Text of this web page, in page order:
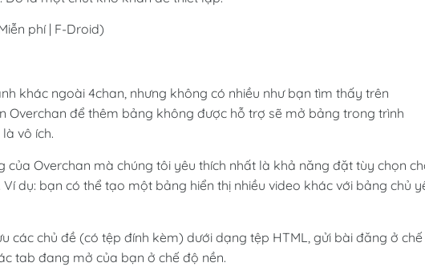
phí | F-Droid)
khác ngoài 4chan, nhưng không có nhiều như bạn tìm thấy trên
Overchan để thêm bảng không được hỗ trợ sẽ mở bảng trong trình
vô ích.
của Overchan mà chúng tôi yêu thích nhất là khả năng đặt tùy chọn
dụ: bạn có thể tạo một bảng hiển thị nhiều video khác với bảng chủ
các chủ đề (có tệp đính kèm) dưới dạng tệp HTML, gửi bài đăng ở chế
tab đang mở của bạn ở chế độ nền.